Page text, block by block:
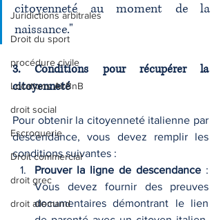
Juridictions arbitrales
Droit du sport
procédure civile
Locations AirBnB
droit social
Escroquerie
Droit commercial
droit grec
droit allemand
citoyenneté au moment de la
naissance."
3. Conditions pour récupérer la
citoyenneté
Pour obtenir la citoyenneté italienne par
descendance, vous devez remplir les
conditions suivantes :
Prouver la ligne de descendance :
Vous devez fournir des preuves
documentaires démontrant le lien